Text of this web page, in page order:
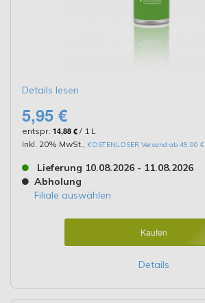
Details lesen
5,95 €
entspr. 14,88 € / 1 L
Inkl. 20% MwSt.
KOSTENLOSER Versand ab 49,00 €
Lieferung 10.08.2026 - 11.08.2026
Abholung
Filiale auswählen
Kaufen
Details